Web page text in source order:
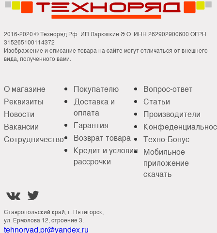
2016-2020 © Техноряд.Рф. ИП Ларюшкин Э.О. ИНН 262902900600 ОГРН
315265100114372
Изображение и описание товара на сайте могут отличаться от внешнего
вида, полученного вами.
О магазине
Реквизиты
Новости
Вакансии
Сотрудничество
Покупателю
Доставка и
оплата
Гарантия
Возврат товара
Кредит и условия
рассрочки
Вопрос-ответ
Статьи
Производители
Техно-Бонус
Мобильное
приложение
скачать
 
Ставропольский край, г. Пятигорск,
ул. Ермолова 12, строение 3.
tehnoryad.pr@yandex.ru